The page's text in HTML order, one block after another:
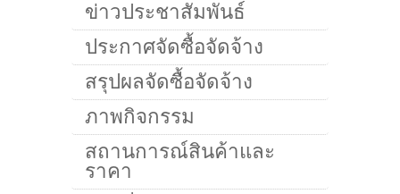
ข่าวประชาสัมพันธ์
ประกาศจัดซื้อจัดจ้าง
สรุปผลจัดซื้อจัดจ้าง
ภาพกิจกรรม
สถานการณ์สินค้าและ
ราคา